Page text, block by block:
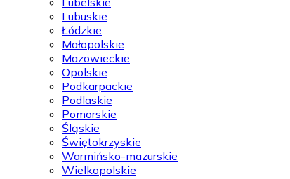
Lubuskie
Łódzkie
Małopolskie
Mazowieckie
Opolskie
Podkarpackie
Podlaskie
Pomorskie
Śląskie
Świętokrzyskie
Warmińsko-mazurskie
Wielkopolskie